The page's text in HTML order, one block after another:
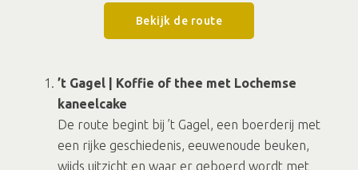
Bekijk de route
’t Gagel | Koffie of thee met Lochemse
kaneelcake
De route begint bij ’t Gagel, een boerderij met
een rijke geschiedenis, eeuwenoude beuken,
wijds uitzicht en waar er geboerd wordt met